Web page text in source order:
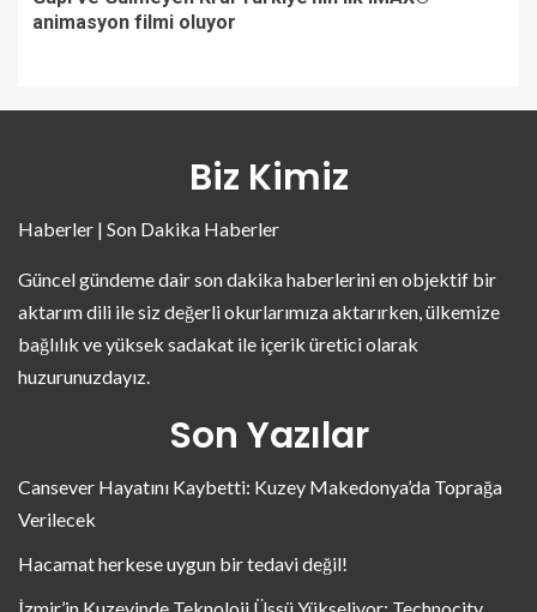
animasyon filmi oluyor
Biz Kimiz
Haberler | Son Dakika Haberler
Güncel gündeme dair son dakika haberlerini en objektif bir
aktarım dili ile siz değerli okurlarımıza aktarırken, ülkemize
bağlılık ve yüksek sadakat ile içerik üretici olarak
huzurunuzdayız.
Son Yazılar
Cansever Hayatını Kaybetti: Kuzey Makedonya’da Toprağa
Verilecek
Hacamat herkese uygun bir tedavi değil!